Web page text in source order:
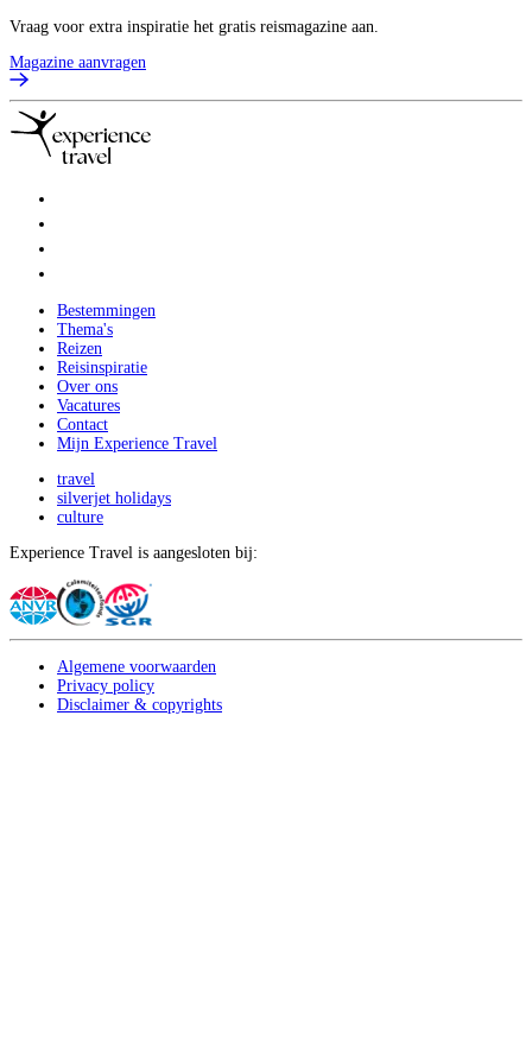
Vraag voor extra inspiratie het gratis reismagazine aan.
Magazine aanvragen
Bestemmingen
Thema's
Reizen
Reisinspiratie
Over ons
Vacatures
Contact
Mijn Experience Travel
travel
silverjet holidays
culture
Experience Travel is aangesloten bij:
Algemene voorwaarden
Privacy policy
Disclaimer & copyrights